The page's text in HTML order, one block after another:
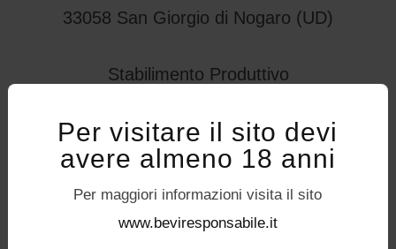
33058 San Giorgio di Nogaro (UD)
Stabilimento Produttivo
32034 – Pedavena (BL)
servizioconsumatori@birracastello.it
Seguici su
P.I. 01994920302
Per visitare il sito devi
avere almeno 18 anni
Per maggiori informazioni visita il sito
www.beviresponsabile.it